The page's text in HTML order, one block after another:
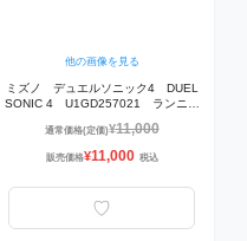
他の画像を見る
ミズノ デュエルソニック4 DUEL
SONIC 4 U1GD257021 ランニン
イビー×ホワイト
通常価格(定価)¥11,000
販売価格¥11,000 税込